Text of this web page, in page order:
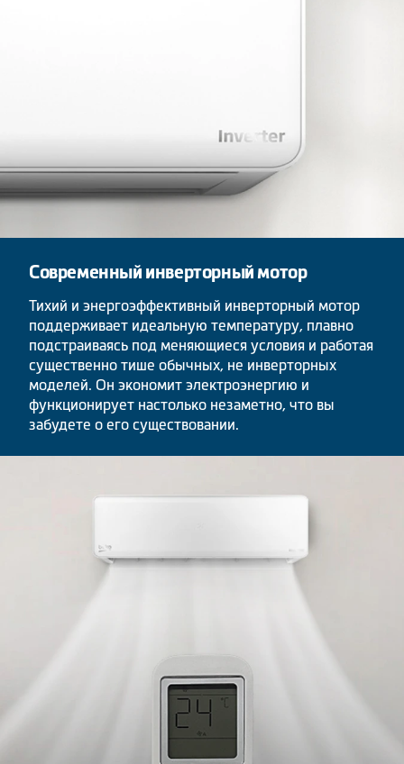
Современный инверторный мотор
Тихий и энергоэффективный инверторный мотор
поддерживает идеальную температуру, плавно
подстраиваясь под меняющиеся условия и работая
существенно тише обычных, не инверторных
моделей. Он экономит электроэнергию и
функционирует настолько незаметно, что вы
забудете о его существовании.